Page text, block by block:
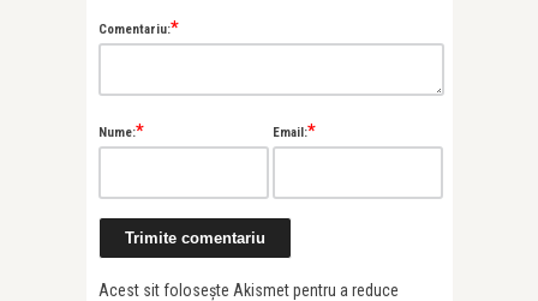
Comentariu:*
Nume:* Email:*
Acest sit folosește Akismet pentru a reduce